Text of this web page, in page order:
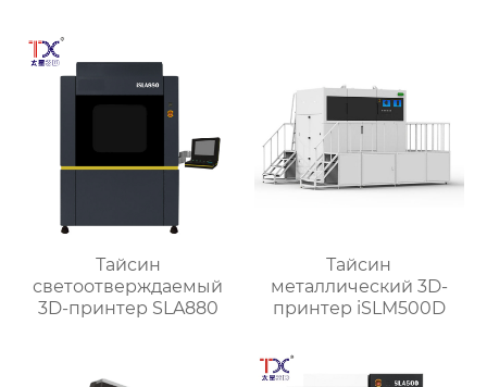
Тайсин
светоотверждаемый
3D-принтер SLA880
Тайсин
металлический 3D-
принтер iSLM500D